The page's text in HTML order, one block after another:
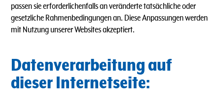
passen sie erforderlichenfalls an veränderte tatsächliche oder
gesetzliche Rahmenbedingungen an. Diese Anpassungen werden
mit Nutzung unserer Websites akzeptiert.
Datenverarbeitung auf
dieser Internetseite: